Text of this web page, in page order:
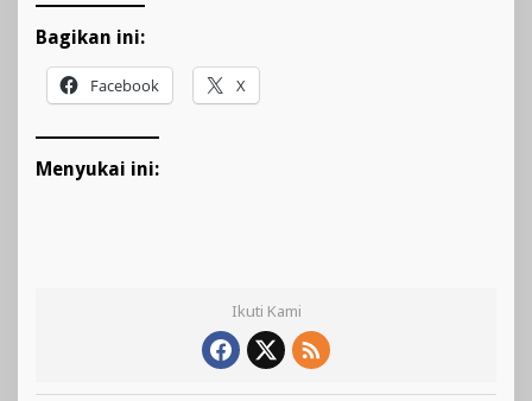
Bagikan ini:
Facebook X
Menyukai ini:
Ikuti Kami